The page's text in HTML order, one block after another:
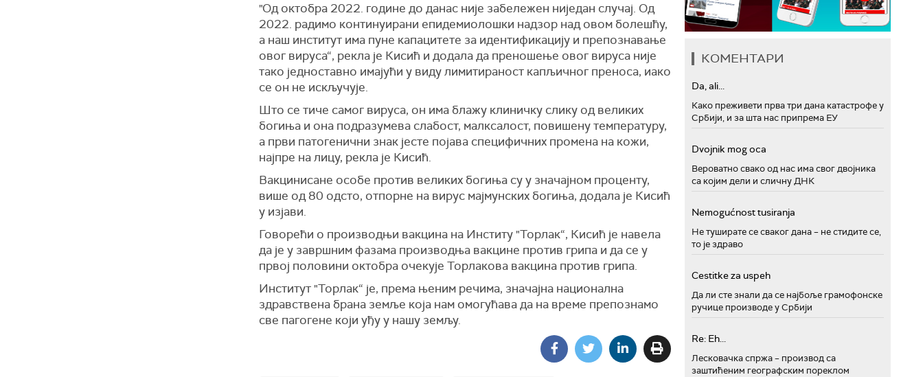
"Од октобра 2022. године до данас није забележен ниједан случај. Од
2022. радимо континуирани епидемиолошки надзор над овом болешћу,
а наш институт има пуне капацитете за идентификацију и препознавање
овог вируса“, рекла је Кисић и додала да преношење овог вируса није
тако једноставно имајући у виду лимитираност капљичног преноса, иако
се он не искључује.
Што се тиче самог вируса, он има блажу клиничку слику од великих
богиња и она подразумева слабост, малксалост, повишену температуру,
а први патогенични знак јесте појава специфичних промена на кожи,
најпре на лицу, рекла је Кисић.
Вакцинисане особе против великих богиња су у значајном проценту,
више од 80 одсто, отпорне на вирус мајмунских богиња, додала је Кисић
у изјави.
Говорећи о производњи вакцина на Институ "Торлак“, Кисић је навела
да је у завршним фазама производња вакцине против грипа и да се у
првој половини октобра очекује Торлакова вакцина против грипа.
Институт "Торлак“ је, према њеним речима, значајна национална
здравствена брана земље која нам омогућава да на време препознамо
све пагогене који уђу у нашу земљу.
КОМЕНТАРИ
Da, ali...
Како преживети прва три дана катастрофе у
Србији, и за шта нас припрема ЕУ
Dvojnik mog oca
Вероватно свако од нас има свог двојника
са којим дели и сличну ДНК
Nemogućnost tusiranja
Не туширате се сваког дана – не стидите се,
то је здраво
Cestitke za uspeh
Да ли сте знали да се најбоље грамофонске
ручице производе у Србији
Re: Eh...
Лесковачка спржа – производ са
заштићеним географским пореклом